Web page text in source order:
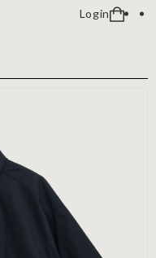
Login